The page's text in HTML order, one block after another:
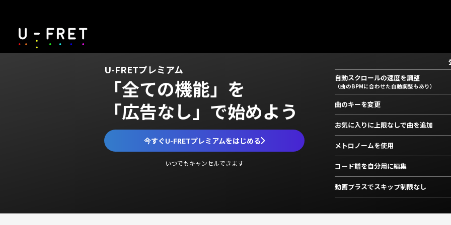
U-FRETプレミアム
「全ての機能」を
「広告なし」で始めよう
今すぐU-FRETプレミアムをはじめる
いつでもキャンセルできます
自動スクロールの速度を調整
（曲のBPMに合わせた自動調整もあり）
曲のキーを変更
お気に入りに上限なしで曲を追加
メトロノームを使用
コード譜を自分用に編集
動画プラスでスキップ制限なし